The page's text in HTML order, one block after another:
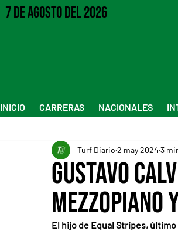
7 de Agosto del 2026
INICIO CARRERAS NACIONALES
Gustavo
Mezzopiano
Turf Diario 2 may 2024 3
El hijo de Equal Stripes,